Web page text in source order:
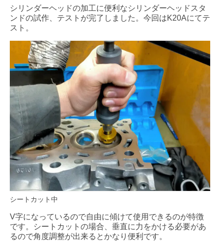
シリンダーヘッドの加工に便利なシリンダーヘッドスタ
ンドの試作、テストが完了しました。今回はK20Aにてテ
スト。
シートカット中
V字になっているので自由に傾けて使用できるのが特徴
です。シートカットの場合、垂直に力をかける必要があ
るので角度調整が出来るとかなり便利です。